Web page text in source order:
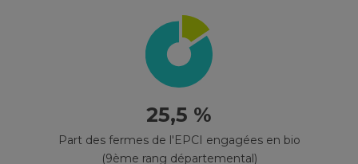
25,5 %
Part des fermes de l'EPCI engagées en bio
(9ème rang départemental)